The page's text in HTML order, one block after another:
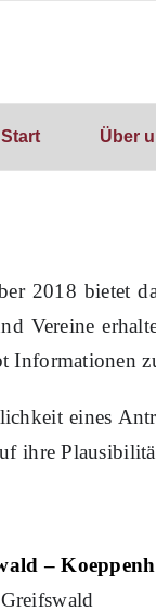
Start Über
201 8 bietet
Vereine
Informationen
eines
ihre
–